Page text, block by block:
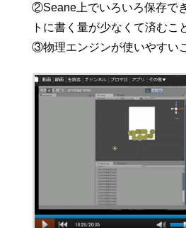
②Seane上でいろいろ保存で
トに書く量が少なくて済むこ
③物理エンジンが使いやすい